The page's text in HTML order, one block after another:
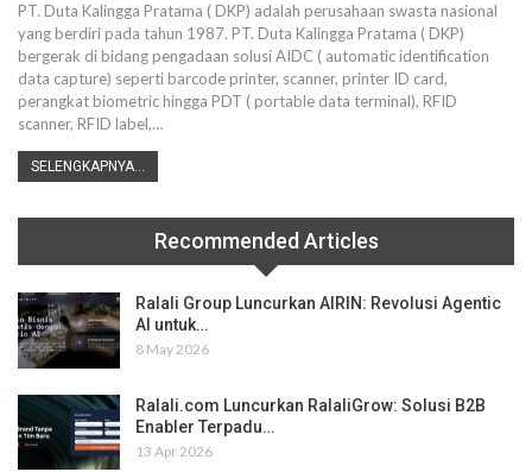
PT. Duta Kalingga Pratama ( DKP) adalah perusahaan swasta nasional
yang berdiri pada tahun 1987. PT. Duta Kalingga Pratama ( DKP)
bergerak di bidang pengadaan solusi AIDC ( automatic identification
data capture) seperti barcode printer, scanner, printer ID card,
perangkat biometric hingga PDT ( portable data terminal), RFID
scanner, RFID label,…
SELENGKAPNYA...
Recommended Articles
Ralali Group Luncurkan AIRIN: Revolusi Agentic
AI untuk…
8 May 2026
Ralali.com Luncurkan RalaliGrow: Solusi B2B
Enabler Terpadu…
13 Apr 2026